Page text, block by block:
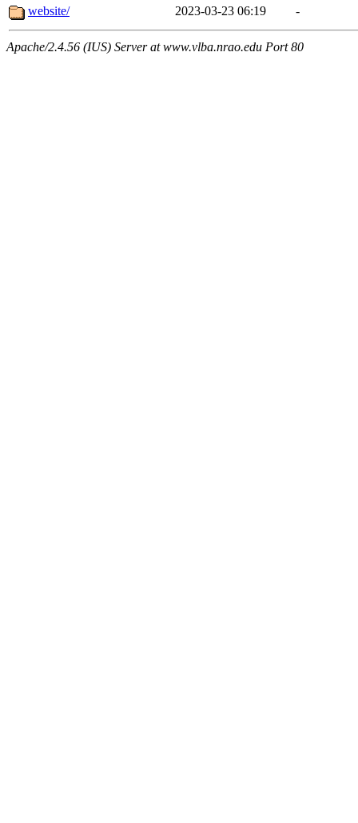
website/
2023-03-23 06:19 -
Apache/2.4.56 (IUS) Server at www.vlba.nrao.edu Port 80